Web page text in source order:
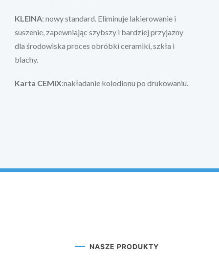
KLEINA: nowy standard. Eliminuje lakierowanie i
suszenie, zapewniając szybszy i bardziej przyjazny
dla środowiska proces obróbki ceramiki, szkła i
blachy.
Karta CEMIX:nakładanie kolodionu po drukowaniu.
NASZE PRODUKTY